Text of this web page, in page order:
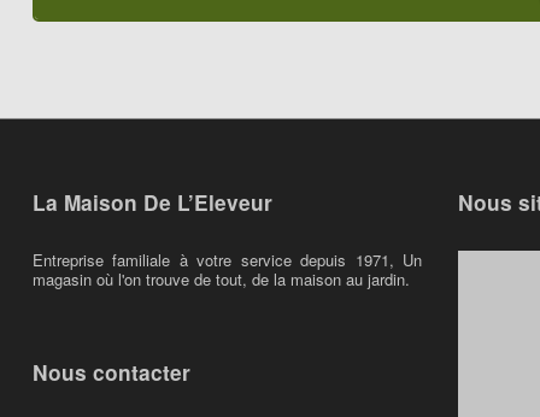
La Maison De L’Eleveur
Entreprise familiale à votre service depuis 1971, Un
magasin où l'on trouve de tout, de la maison au jardin.
Nous contacter
Nous